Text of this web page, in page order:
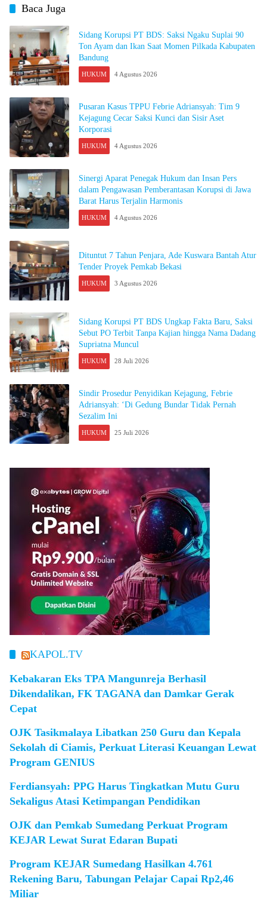
Baca Juga
Sidang Korupsi PT BDS: Saksi Ngaku Suplai 90
Ton Ayam dan Ikan Saat Momen Pilkada Kabupaten
Bandung
HUKUM 4 Agustus 2026
Pusaran Kasus TPPU Febrie Adriansyah: Tim 9
Kejagung Cecar Saksi Kunci dan Sisir Aset
Korporasi
HUKUM 4 Agustus 2026
Sinergi Aparat Penegak Hukum dan Insan Pers
dalam Pengawasan Pemberantasan Korupsi di Jawa
Barat Harus Terjalin Harmonis
HUKUM 4 Agustus 2026
Dituntut 7 Tahun Penjara, Ade Kuswara Bantah Atur
Tender Proyek Pemkab Bekasi
HUKUM 3 Agustus 2026
Sidang Korupsi PT BDS Ungkap Fakta Baru, Saksi
Sebut PO Terbit Tanpa Kajian hingga Nama Dadang
Supriatna Muncul
HUKUM 28 Juli 2026
Sindir Prosedur Penyidikan Kejagung, Febrie
Adriansyah: ‘Di Gedung Bundar Tidak Pernah
Sezalim Ini
HUKUM 25 Juli 2026
KAPOL.TV
Kebakaran Eks TPA Mangunreja Berhasil
Dikendalikan, FK TAGANA dan Damkar Gerak
Cepat
OJK Tasikmalaya Libatkan 250 Guru dan Kepala
Sekolah di Ciamis, Perkuat Literasi Keuangan Lewat
Program GENIUS
Ferdiansyah: PPG Harus Tingkatkan Mutu Guru
Sekaligus Atasi Ketimpangan Pendidikan
OJK dan Pemkab Sumedang Perkuat Program
KEJAR Lewat Surat Edaran Bupati
Program KEJAR Sumedang Hasilkan 4.761
Rekening Baru, Tabungan Pelajar Capai Rp2,46
Miliar